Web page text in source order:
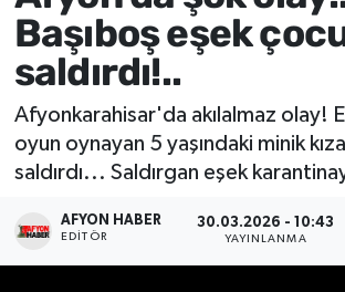
Başıboş eşek
saldırdı!..
Afyonkarahisar'da akılalmaz olay!
oyun oynayan 5 yaşındaki minik
saldırdı... Saldırgan eşek
AFYON HABER
EDITÖR
30.03.2026 - 10:43
YAYINLANMA
Eğitim
Ekonomi
Magazin
Etkinlikler